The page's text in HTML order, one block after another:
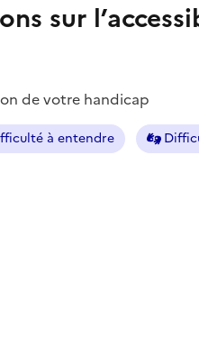
sur
de votre handicap
à entendre